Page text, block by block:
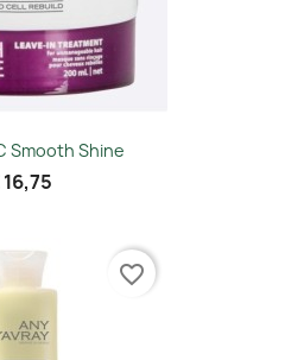
Smooth Shine
favorite_border